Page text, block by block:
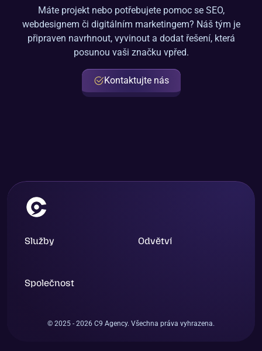
Máte projekt nebo potřebujete pomoc se SEO,
webdesignem či digitálním marketingem? Náš tým je
připraven navrhnout, vyvinout a dodat řešení, která
posunou vaši značku vpřed.
Kontaktujte nás
Služby Odvětví
Společnost
© 2025 - 2026 C9 Agency. Všechna práva vyhrazena.